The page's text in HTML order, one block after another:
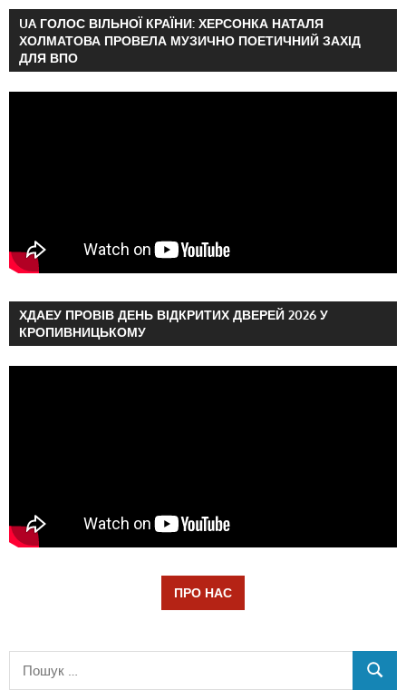
UA ГОЛОС ВІЛЬНОЇ КРАЇНИ: ХЕРСОНКА НАТАЛЯ
ХОЛМАТОВА ПРОВЕЛА МУЗИЧНО ПОЕТИЧНИЙ ЗАХІД
ДЛЯ ВПО
ХДАЕУ ПРОВІВ ДЕНЬ ВІДКРИТИХ ДВЕРЕЙ 2026 У
КРОПИВНИЦЬКОМУ
ПРО НАС